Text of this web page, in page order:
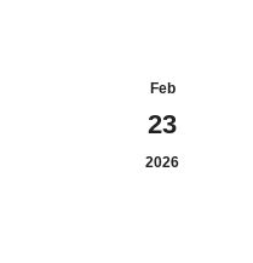
Feb
23
2026